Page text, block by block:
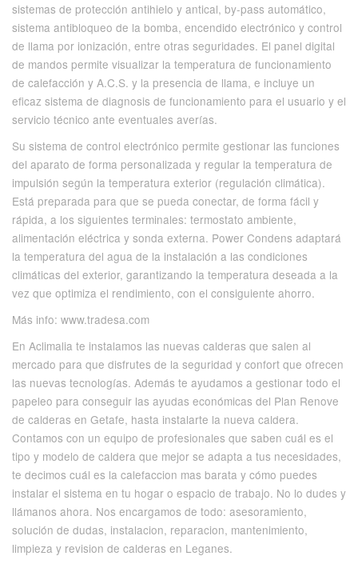
sistemas de protección antihielo y antical, by-pass automático,
sistema antibloqueo de la bomba, encendido electrónico y control
de llama por ionización, entre otras seguridades. El panel digital
de mandos permite visualizar la temperatura de funcionamiento
de calefacción y A.C.S. y la presencia de llama, e incluye un
eficaz sistema de diagnosis de funcionamiento para el usuario y el
servicio técnico ante eventuales averías.
Su sistema de control electrónico permite gestionar las funciones
del aparato de forma personalizada y regular la temperatura de
impulsión según la temperatura exterior (regulación climática).
Está preparada para que se pueda conectar, de forma fácil y
rápida, a los siguientes terminales: termostato ambiente,
alimentación eléctrica y sonda externa. Power Condens adaptará
la temperatura del agua de la instalación a las condiciones
climáticas del exterior, garantizando la temperatura deseada a la
vez que optimiza el rendimiento, con el consiguiente ahorro.
Más info: www.tradesa.com
En Aclimalia te instalamos las nuevas calderas que salen al
mercado para que disfrutes de la seguridad y confort que ofrecen
las nuevas tecnologías. Además te ayudamos a gestionar todo el
papeleo para conseguir las ayudas económicas del Plan Renove
de calderas en Getafe, hasta instalarte la nueva caldera.
Contamos con un equipo de profesionales que saben cuál es el
tipo y modelo de caldera que mejor se adapta a tus necesidades,
te decimos cuál es la calefaccion mas barata y cómo puedes
instalar el sistema en tu hogar o espacio de trabajo. No lo dudes y
llámanos ahora. Nos encargamos de todo: asesoramiento,
solución de dudas, instalacion, reparacion, mantenimiento,
limpieza y revision de calderas en Leganes.